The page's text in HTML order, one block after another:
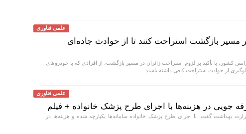
علمی فناوری
در مسیر بازگشت استراحت کنند تا از حوادث جاده‌ای
کشور، با تأکید بر لزوم استراحت زائران در مسیر بازگشت، از افرادی که با خودروهای
از حوادث استراحت کافی داشته باشند.
علمی فناوری
جویی در هزینه‌ها با اجرای طرح پزشک خانواده + فیلم
بهداشت گفت: با اجرای طرح پزشک خانواده سامانه‌ها یکپارچه شده و هزینه‌ها در